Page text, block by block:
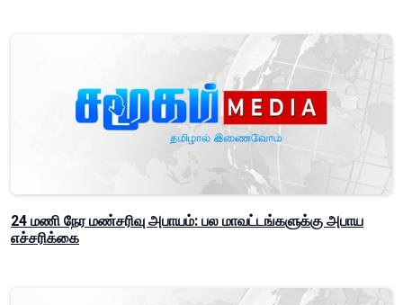
24 மணி நேர மண்சரிவு அபாயம்: பல மாவட்டங்களுக்கு அபாய
எச்சரிக்கை